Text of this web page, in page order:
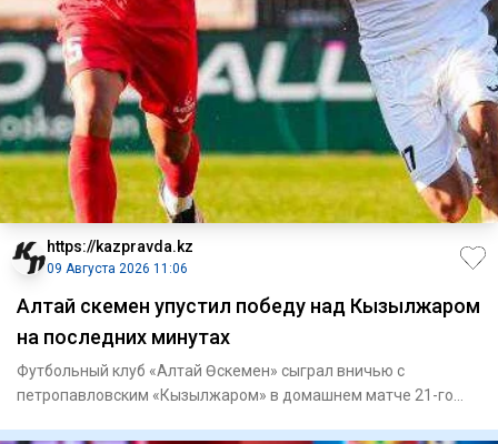
https://kazpravda.kz
09 Августа 2026 11:06
Алтай Өскемен упустил победу над Кызылжаром
на последних минутах
Футбольный клуб «Алтай Өскемен» сыграл вничью с
петропавловским «Кызылжаром» в домашнем матче 21-го